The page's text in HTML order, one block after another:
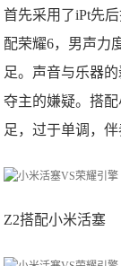
首先采用了iPt先
配荣耀6，男声力
足。声音与乐器
夺主的嫌疑。搭
足，过于单调，
Z2搭配小米活塞